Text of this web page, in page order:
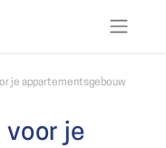
je appartementsgebouw
voor je